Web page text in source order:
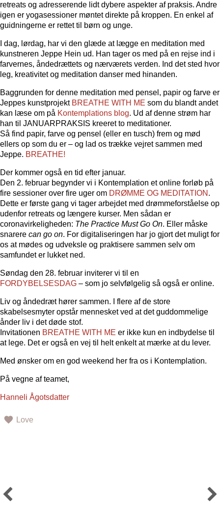
retreats og adresserende lidt dybere aspekter af praksis. Andre
igen er yogasessioner møntet direkte på kroppen. En enkel af
guidningerne er rettet til børn og unge.
I dag, lørdag, har vi den glæde at lægge en meditation med
kunstneren Jeppe Hein ud. Han tager os med på en rejse ind i
farvernes, åndedrættets og nærværets verden. Ind det sted hvor
leg, kreativitet og meditation danser med hinanden.
Baggrunden for denne meditation med pensel, papir og farve er
Jeppes kunstprojekt BREATHE WITH ME som du blandt andet
kan læse om på Kontemplations blog. Ud af denne strøm har
han til JANUARPRAKSIS kreeret to meditationer.
Så find papir, farve og pensel (eller en tusch) frem og mød
ellers op som du er – og lad os trække vejret sammen med
Jeppe. BREATHE!
Der kommer også en tid efter januar.
Den 2. februar begynder vi i Kontemplation et online forløb på
fire sessioner over fire uger om DRØMME OG MEDITATION .
Dette er første gang vi tager arbejdet med drømmeforståelse op
udenfor retreats og længere kurser. Men sådan er
coronavirkeligheden: The Practice Must Go On. Eller måske
snarere can go on. For digitaliseringen har jo gjort det muligt for
os at mødes og udveksle og praktisere sammen selv om
samfundet er lukket ned.
Søndag den 28. februar inviterer vi til en
FORDYBELSESDAG – som jo selvfølgelig så også er online.
Liv og åndedræt hører sammen. I flere af de store
skabelsesmyter opstår mennesket ved at det guddommelige
ånder liv i det døde stof.
Invitationen BREATHE WITH ME er ikke kun en indbydelse til
at lege. Det er også en vej til helt enkelt at mærke at du lever.
Med ønsker om en god weekend her fra os i Kontemplation.
På vegne af teamet,
Hanneli Ågotsdatter
Love